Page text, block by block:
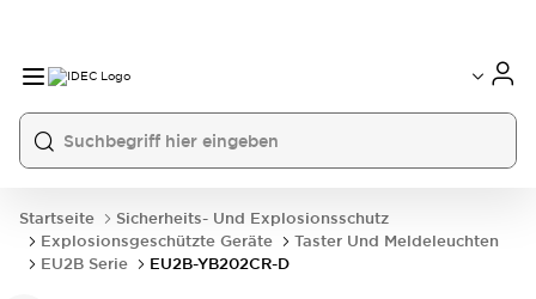
Startseite
Sicherheits- Und Explosionsschutz
Explosionsgeschützte Geräte
Taster Und Meldeleuchten
EU2B Serie
EU2B-YB202CR-D